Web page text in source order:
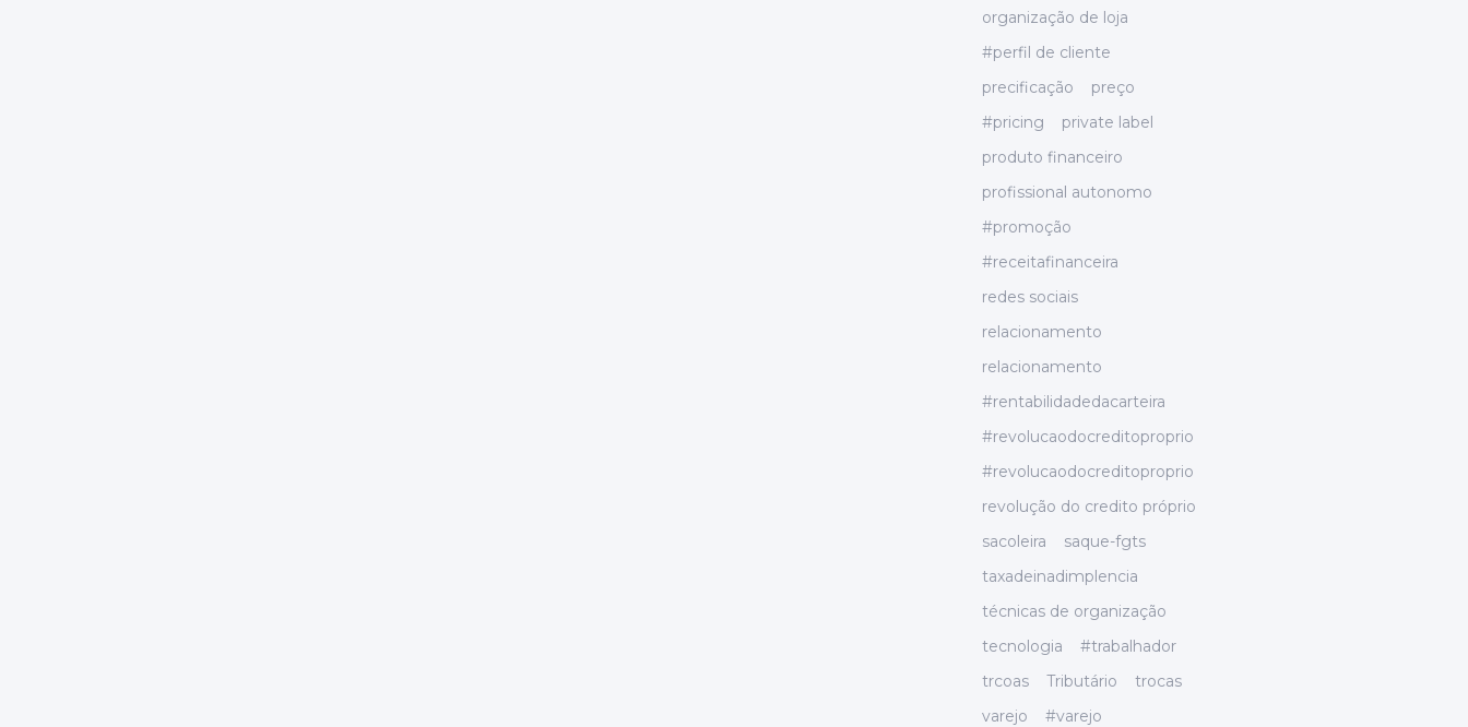
organização de loja
#perfil de cliente
precificação
preço
#pricing
private label
produto financeiro
profissional autonomo
#promoção
#receitafinanceira
redes sociais
relacionamento
relacionamento
#rentabilidadedacarteira
#revolucaodocreditoproprio
#revolucaodocreditoproprio
revolução do credito próprio
sacoleira
saque-fgts
taxadeinadimplencia
técnicas de organização
tecnologia
#trabalhador
trcoas
Tributário
trocas
varejo
#varejo